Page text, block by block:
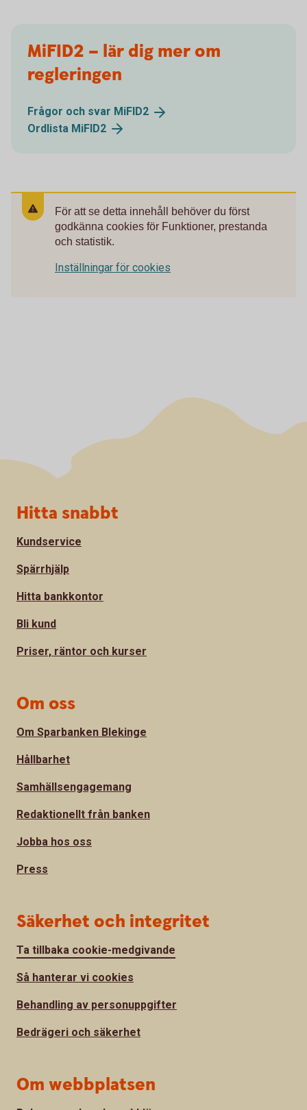
MiFID2 – lär dig mer om
regleringen
Frågor och svar MiFID2
Ordlista MiFID2
För att se detta innehåll behöver du först
godkänna cookies för Funktioner, prestanda
och statistik.
Inställningar för cookies
Sidfot
Hitta snabbt
Kundservice
Spärrhjälp
Hitta bankkontor
Bli kund
Priser, räntor och kurser
Om oss
Om Sparbanken Blekinge
Hållbarhet
Samhällsengagemang
Redaktionellt från banken
Jobba hos oss
Press
Säkerhet och integritet
Ta tillbaka cookie-medgivande
Så hanterar vi cookies
Behandling av personuppgifter
Bedrägeri och säkerhet
Om webbplatsen